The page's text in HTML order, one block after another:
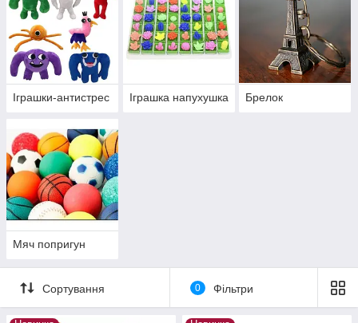
Іграшки-антистрес Іграшка напухушка Брелок
Мяч попригун
Сортування 0 Фільтри